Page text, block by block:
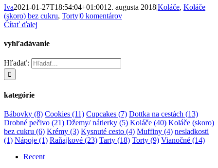
Iva2021-01-27T18:54:04+01:0012. augusta 2018|Koláče, Koláče
(skoro) bez cukru, Torty|0 komentárov
Čítať ďalej
vyhľadávanie
Hľadať:
kategórie
Bábovky (8) Cookies (11) Cupcakes (7) Dottka na cestách (13)
Drobné pečivo (21) Džemy/ nátierky (5) Koláče (40) Koláče (skoro)
bez cukru (6) Krémy (3) Kysnuté cesto (4) Muffiny (4) nesladkosti
(1) Nápoje (1) Raňajkové (23) Tarty (18) Torty (9) Vianočné (14)
Recent